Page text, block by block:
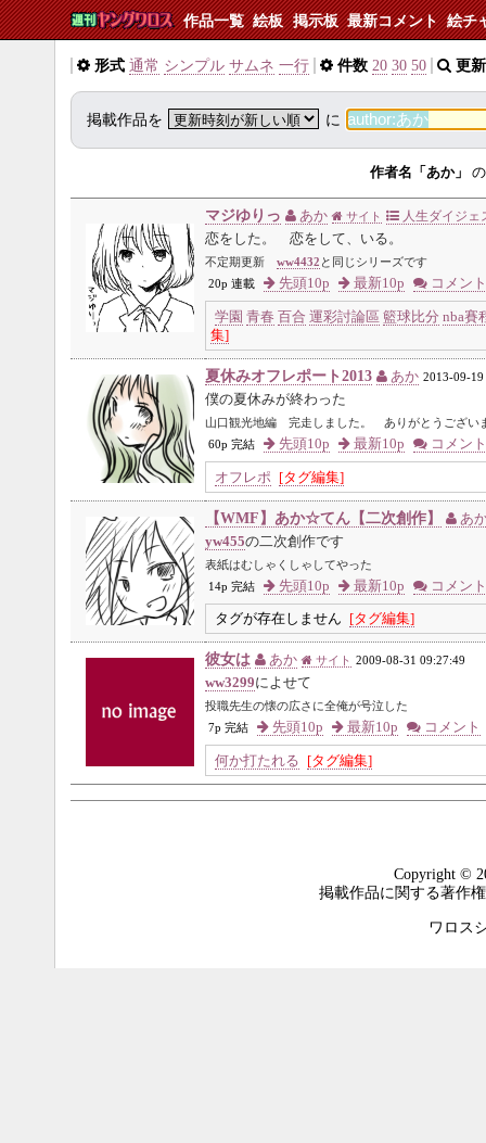
作品一覧 絵板 掲示板 最新コメント 絵チ
形式 通常 シンプル サムネ 一行 件数 20 30 50 更
掲載作品を に
作者名「あか」
マジゆりっ あか サイト
人生ダイジェ
恋をした。 恋をして、いる。
不定期更新 ww4432 と同じシリーズです
20p 連載
先頭10p 最新10p コメント
学園 青春 百合 運彩討論區 籃球比分 nba賽
集]
夏休みオフレポート2013 あか 2013-09-
僕の夏休みが終わった
山口観光地編 完走しました。 ありがとうござい
60p 完結
先頭10p 最新10p コメント
オフレポ [タグ編集]
【WMF】あか☆てん【二次創作】
あ
yw455の二次創作です
表紙はむしゃくしゃしてやった
14p 完結
先頭10p 最新10p コメント
タグが存在しません [タグ編集]
彼女は あか サイト 2009-08-31 09:27:49
ww3299によせて
投職先生の懐の広さに全俺が号泣した
7p 完結
先頭10p 最新10p コメント
何か打たれる [タグ編集]
Copyright ©
掲載作品に関する著作
ワロス